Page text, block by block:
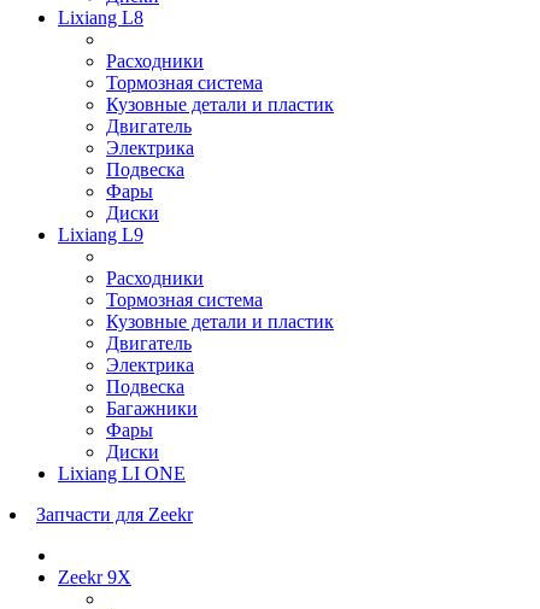
Lixiang L8
Расходники
Тормозная система
Кузовные детали и пластик
Двигатель
Электрика
Подвеска
Фары
Диски
Lixiang L9
Расходники
Тормозная система
Кузовные детали и пластик
Двигатель
Электрика
Подвеска
Багажники
Фары
Диски
Lixiang LI ONE
Запчасти для Zeekr
Zeekr 9X